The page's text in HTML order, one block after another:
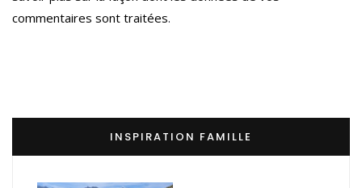
commentaires sont traitées.
INSPIRATION FAMILLE